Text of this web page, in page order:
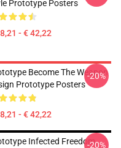
Prototype Posters
- € 42,22
Become The Weapon
Prototype Posters
- € 42,22
-20%
Infected Freedom-20%